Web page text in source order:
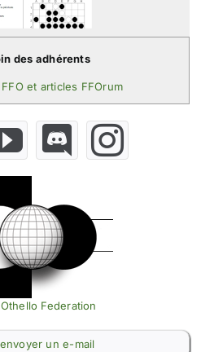
des adhérents
et articles FFOrum
Federation
un e-mail